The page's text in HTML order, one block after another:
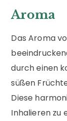
Aroma
Das Aroma
durch einen
süßen
Diese
Inhalieren zu